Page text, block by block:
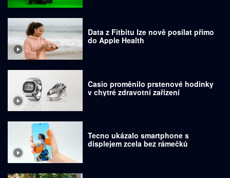
Data z Fitbitu lze nově posílat přímo
do Apple Health
Casio proměnilo prstenové hodinky
v chytré zdravotní zařízení
Tecno ukázalo smartphone s
displejem zcela bez rámečků